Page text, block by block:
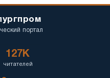
портал
127K
читателей